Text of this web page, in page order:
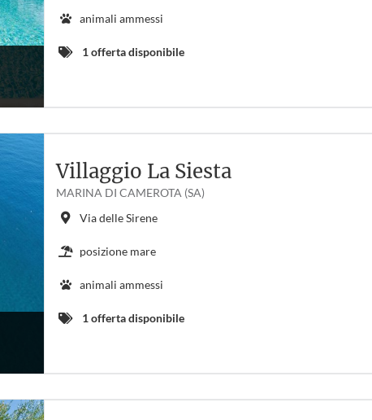
animali ammessi
1 offerta disponibile
Villaggio La Siesta
MARINA DI CAMEROTA (SA)
Via delle Sirene
posizione mare
animali ammessi
1 offerta disponibile